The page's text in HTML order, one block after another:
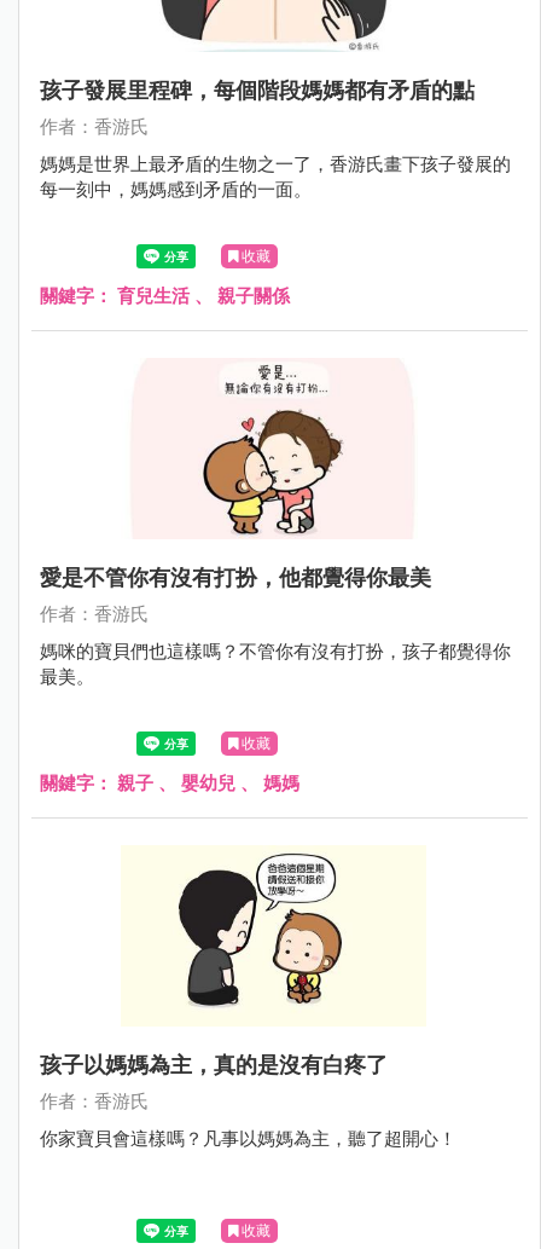
孩子發展里程碑，每個階段媽媽都有矛盾的點
作者：香游氏
媽媽是世界上最矛盾的生物之一了，香游氏畫下孩子發展的
每一刻中，媽媽感到矛盾的一面。
收藏
關鍵字： 育兒生活、 親子關係
愛是不管你有沒有打扮，他都覺得你最美
作者：香游氏
媽咪的寶貝們也這樣嗎？不管你有沒有打扮，孩子都覺得你
最美。
收藏
關鍵字： 親子 、 嬰幼兒 、 媽媽
孩子以媽媽為主，真的是沒有白疼了
作者：香游氏
你家寶貝會這樣嗎？凡事以媽媽為主，聽了超開心！
收藏